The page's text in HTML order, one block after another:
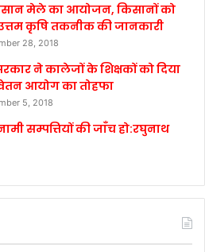
मेले का आयोजन, किसानों को
कृषि तकनीक की जानकारी
28, 2018
ने कालेजों के शिक्षकों को दिया
आयोग का तोहफा
5, 2018
सम्पत्तियों की जाँच हो:रघुनाथ